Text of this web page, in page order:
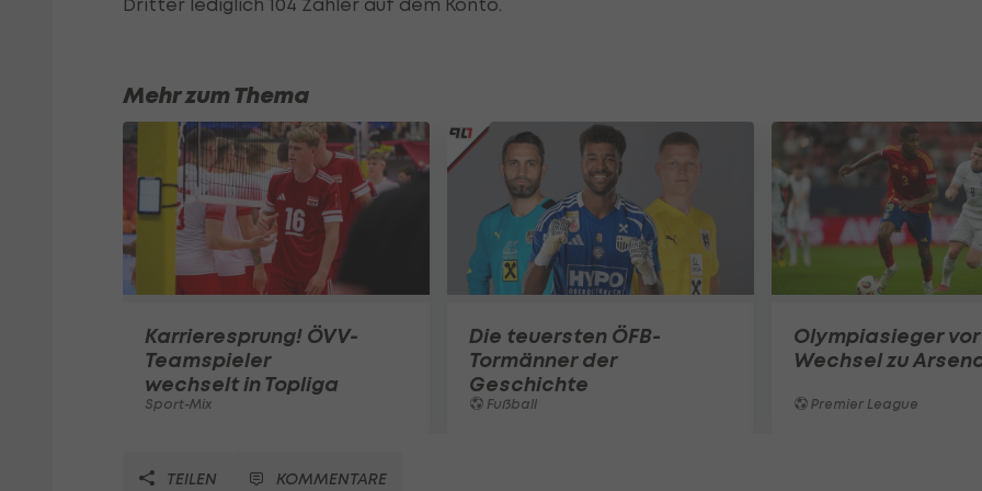
Dritter lediglich 104 Zähler auf dem Konto.
Mehr zum Thema
Karrieresprung! ÖVV-
Teamspieler
wechselt in Topliga
Sport-Mix
Die teuersten ÖFB-
Tormänner der
Geschichte
Fußball
Olympiasieger vor
Wechsel zu
Premier League
TEILEN KOMMENTARE